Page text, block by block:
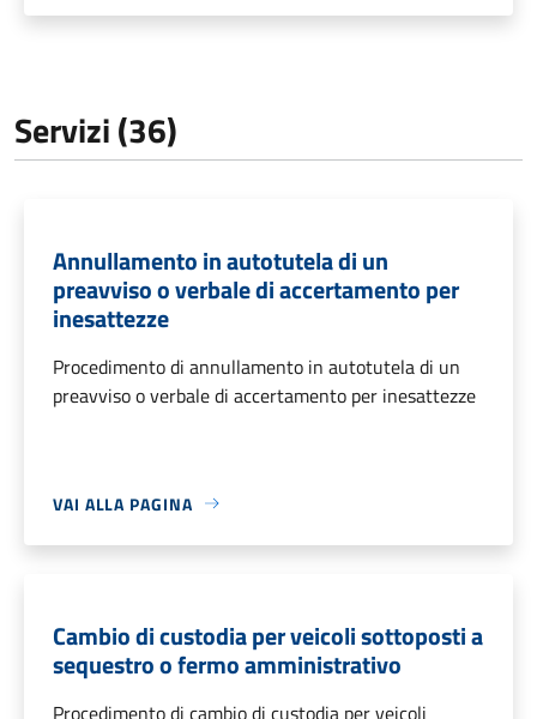
Servizi (36)
Annullamento in autotutela di un
preavviso o verbale di accertamento per
inesattezze
Procedimento di annullamento in autotutela di un
preavviso o verbale di accertamento per inesattezze
VAI ALLA PAGINA
Cambio di custodia per veicoli sottoposti a
sequestro o fermo amministrativo
Procedimento di cambio di custodia per veicoli